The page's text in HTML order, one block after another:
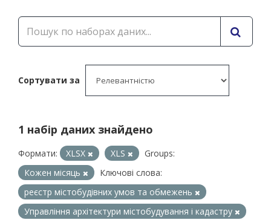
Сортувати за
1 набір даних знайдено
Формати: XLSX XLS
Groups:
Кожен місяць
Ключові слова:
реєстр містобудівних умов та обмежень
Управління архітектури містобудування і кадастру